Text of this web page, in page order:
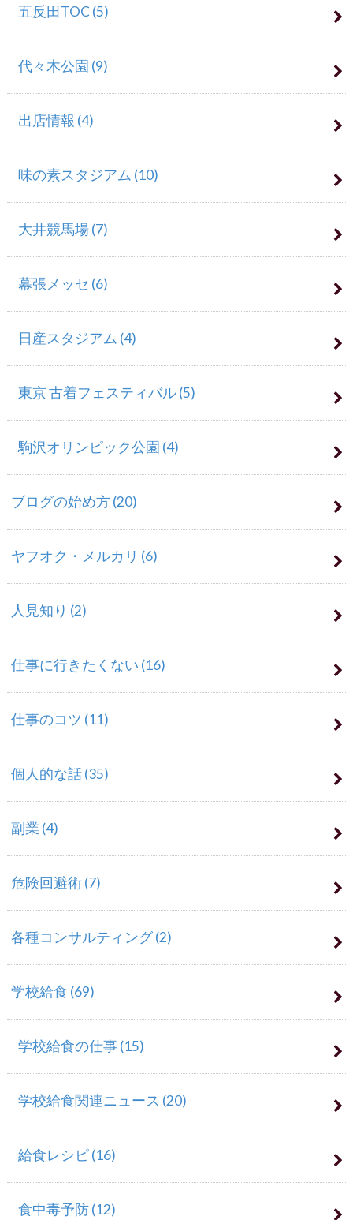
五反田TOC(5)
代々木公園 (9)
出店情報 (4)
味の素スタジアム (10)
大井競馬場(7)
幕張メッセ (6)
日産スタジアム (4)
東京 古着フェスティバル(5)
駒沢オリンピック公園 (4)
ブログの始め方(20)
ヤフオク・メルカリ (6)
人見知り (2)
仕事に行きたくない (16)
仕事のコツ (11)
個人的な話(35)
副業 (4)
危険回避術(7)
各種コンサルティング(2)
学校給食 (69)
学校給食の仕事(15)
学校給食関連ニュース (20)
給食レシピ(16)
食中毒予防(12)